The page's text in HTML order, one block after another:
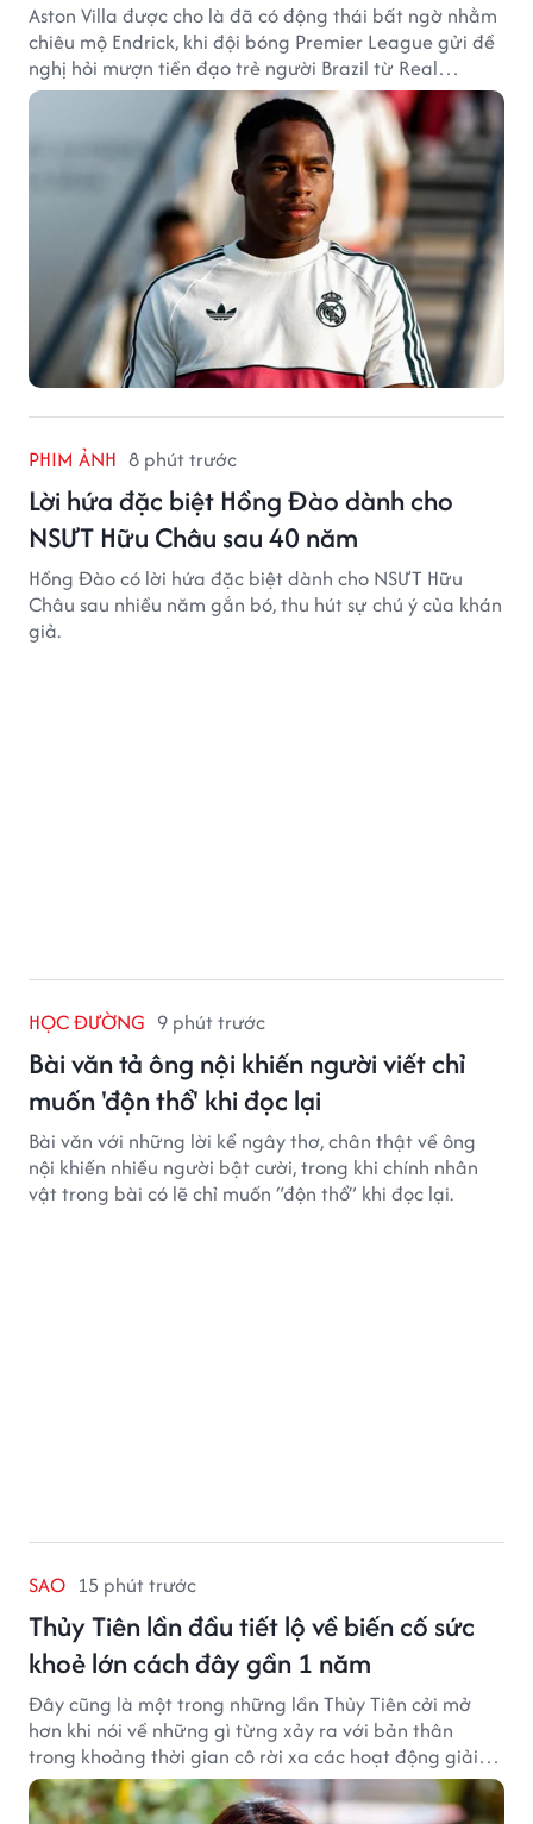
Aston Villa được cho là đã có động thái bất ngờ nhằm
chiêu mộ Endrick, khi đội bóng Premier League gửi đề
nghị hỏi mượn tiền đạo trẻ người Brazil từ Real
Madrid.
PHIM ẢNH 8 phút trước
Lời hứa đặc biệt Hồng Đào dành cho
NSƯT Hữu Châu sau 40 năm
Hồng Đào có lời hứa đặc biệt dành cho NSƯT Hữu
Châu sau nhiều năm gắn bó, thu hút sự chú ý của khán
giả.
HỌC ĐƯỜNG 9 phút trước
Bài văn tả ông nội khiến người viết chỉ
muốn 'độn thổ' khi đọc lại
Bài văn với những lời kể ngây thơ, chân thật về ông
nội khiến nhiều người bật cười, trong khi chính nhân
vật trong bài có lẽ chỉ muốn “độn thổ” khi đọc lại.
SAO 15 phút trước
Thủy Tiên lần đầu tiết lộ về biến cố sức
khoẻ lớn cách đây gần 1 năm
Đây cũng là một trong những lần Thủy Tiên cởi mở
hơn khi nói về những gì từng xảy ra với bản thân
trong khoảng thời gian cô rời xa các hoạt động giải
trí.